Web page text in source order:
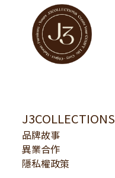
J3COLLECTIONS
品牌故事
異業合作
隱私權政策